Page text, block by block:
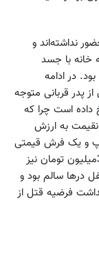
نداشته‌اند و
با جسد
در ادامه
پدر قربانی متوجه
داده است چرا که
به ارزش
و یک فرش قیمتی
به همراه خودروی بی‌ام‌دبلیو مقتول به ارزش 300میلیون تومان نیز
درها سالم بود و
فرضیه قتل از